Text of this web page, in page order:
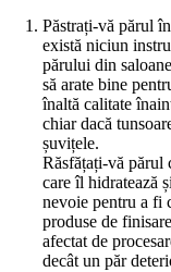
Păstrați-vă părul
există niciun
părului din
să arate bine
înaltă calitate
chiar dacă
șuvițele.
Răsfățați-vă părul
care îl hidratează
nevoie pentru a fi
produse de
afectat de
decât un păr